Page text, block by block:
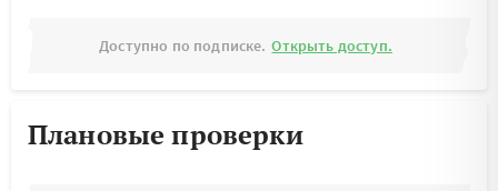
Доступно по подписке. Открыть доступ.
Плановые проверки